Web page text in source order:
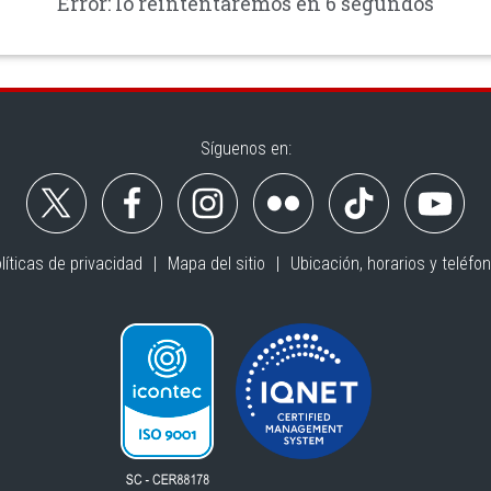
Síguenos en:
de privacidad Mapa del sitio Ubicación, horarios y